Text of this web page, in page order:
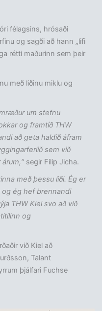
félagsins, hrósaði
og sagði að hann „lifi
rétti maðurinn sem þeir
með liðinu miklu og
um stefnu
og framtíð THW
að geta haldið áfram
sem við
segir Filip Jicha.
með þessu liði. Ég er
og ég hef brennandi
THW Kiel svo að við
og
við Kiel að
Talant
þjálfari Fuchse